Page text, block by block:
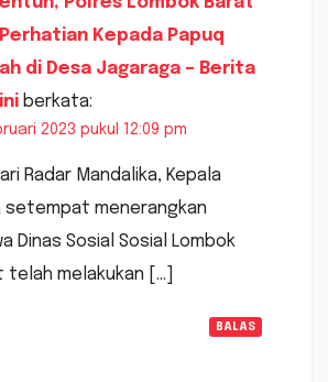
Kepada Papuq
di Desa Jagaraga – Berita
berkata:
2023 pukul 12:09 pm
Radar Mandalika, Kepala
setempat menerangkan
Dinas Sosial Sosial Lombok
telah melakukan […]
BALAS